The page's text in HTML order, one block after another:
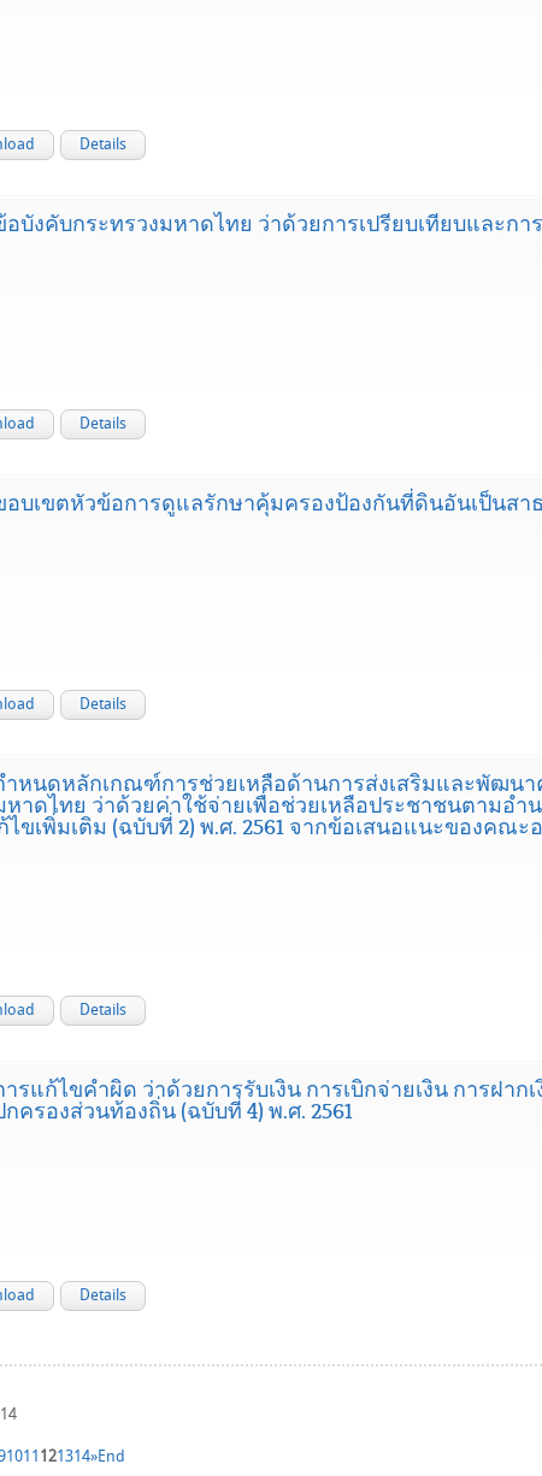
Details
อบังคับกระทรวงมหาดไทย ว่าด้วยการเปรียบเทียบและก
Details
อบเขตหัวข้อการดูแลรักษาคุ้มครองป้องกันที่ดินอันเป็นส
Details
ำหนดหลักเกณฑ์การช่วยเหลือด้านการส่งเสริมและพัฒนา
หาดไทย ว่าด้วยค่าใช้จ่ายเพื่อช่วยเหลือประชาชนตามอ
ไขเพิ่มเติม (ฉบับที่ 2) พ.ศ. 2561 จากข้อเสนอแนะของคณ
Details
ารแก้ไขคำผิด ว่าด้วยการรับเงิน การเบิกจ่ายเงิน การฝาก
กครองส่วนท้องถิ่น (ฉบับที่ 4) พ.ศ. 2561
Details
1011 121314»End